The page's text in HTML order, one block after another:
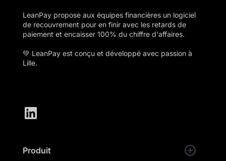
LeanPay propose aux équipes financières un logiciel
de recouvrement pour en finir avec les retards de
paiement et encaisser 100% du chiffre d'affaires.
💚 LeanPay est conçu et développé avec passion à
Lille.
Produit